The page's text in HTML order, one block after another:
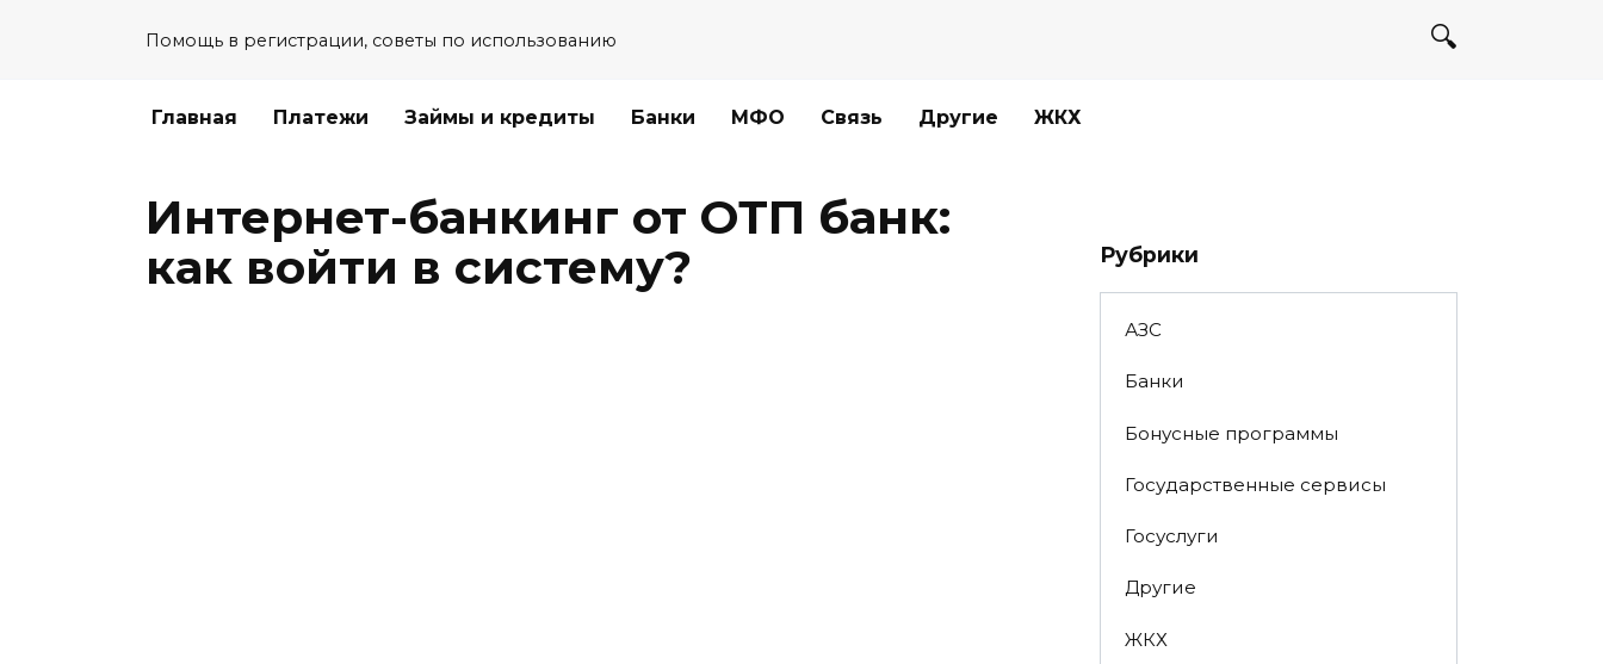
Помощь в регистрации, советы по использованию
Главная Платежи Займы и кредиты Банки МФО Связь Другие ЖКХ
Интернет-банкинг от ОТП банк:
как войти в систему?
Рубрики
АЗС
Банки
Бонусные программы
Государственные сервисы
Госуслуги
Другие
ЖКХ